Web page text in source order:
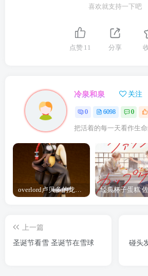
喜欢就支持一下吧
点赞 11 分享
冷泉和泉 关注
0 6098 0
把活着的每一天看作生
上一篇
圣诞节看雪 圣诞节在雪球
碰头